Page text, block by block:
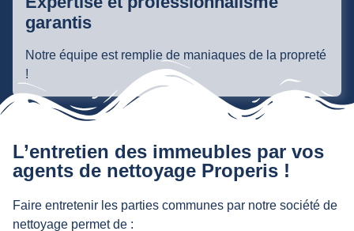
Notre équipe est remplie de maniaques de la propreté
L’entretien des immeubles par vos
agents de nettoyage Properis !
Faire entretenir les parties communes par notre société de
nettoyage permet de :